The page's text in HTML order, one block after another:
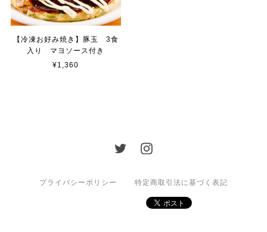
【冷凍お好み焼き】豚玉 3食
入り マヨソース付き
¥1,360
プライバシーポリシー 特定商取引法に基づく表記